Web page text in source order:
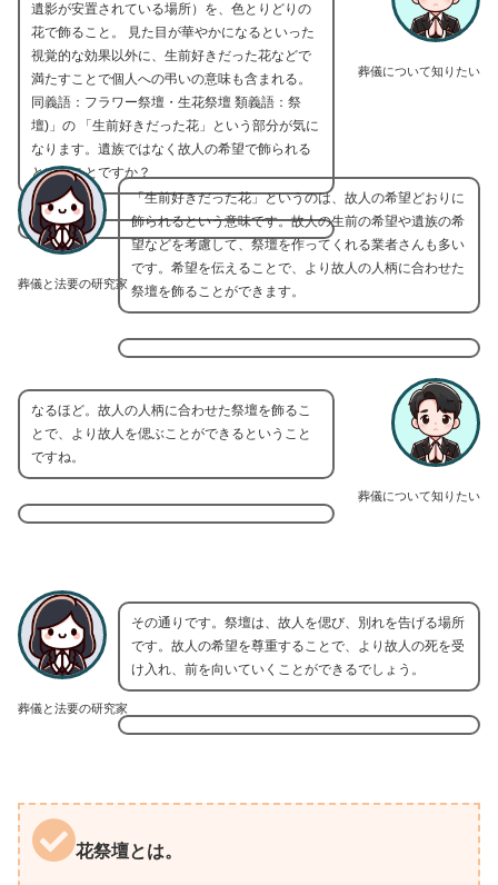
葬儀について知りたい
遺影が安置されている場所）を、色とりどりの
花で飾ること。 見た目が華やかになるといった
視覚的な効果以外に、生前好きだった花などで
満たすことで個人への弔いの意味も含まれる。
同義語：フラワー祭壇・生花祭壇 類義語：祭
壇)」の 「生前好きだった花」という部分が気に
なります。遺族ではなく故人の希望で飾られる
ということですか？
葬儀と法要の研究家
「生前好きだった花」というのは、故人の希望どおりに
飾られるという意味です。故人の生前の希望や遺族の希
望などを考慮して、祭壇を作ってくれる業者さんも多い
です。希望を伝えることで、より故人の人柄に合わせた
祭壇を飾ることができます。
葬儀について知りたい
なるほど。故人の人柄に合わせた祭壇を飾るこ
とで、より故人を偲ぶことができるということ
ですね。
葬儀と法要の研究家
その通りです。祭壇は、故人を偲び、別れを告げる場所
です。故人の希望を尊重することで、より故人の死を受
け入れ、前を向いていくことができるでしょう。
花祭壇とは。